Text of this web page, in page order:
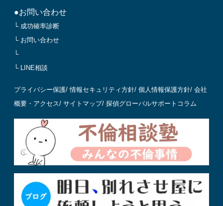
●お問い合わせ
└ 成功確率診断
└ お問い合わせ
└
└ LINE相談
プライバシー保護/情報セキュリティ方針/ 個人情報保護方針/ 会社
概要・アクセス/ サイトマップ/ 探偵グローバルサポートコラム